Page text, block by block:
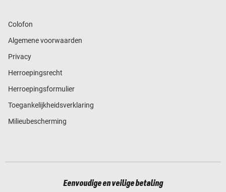
Colofon
Algemene voorwaarden
Privacy
Herroepingsrecht
Herroepingsformulier
Toegankelijkheidsverklaring
Milieubescherming
Eenvoudige en veilige betaling